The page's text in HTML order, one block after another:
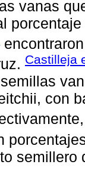
vanas
Castilleja
con
semillero